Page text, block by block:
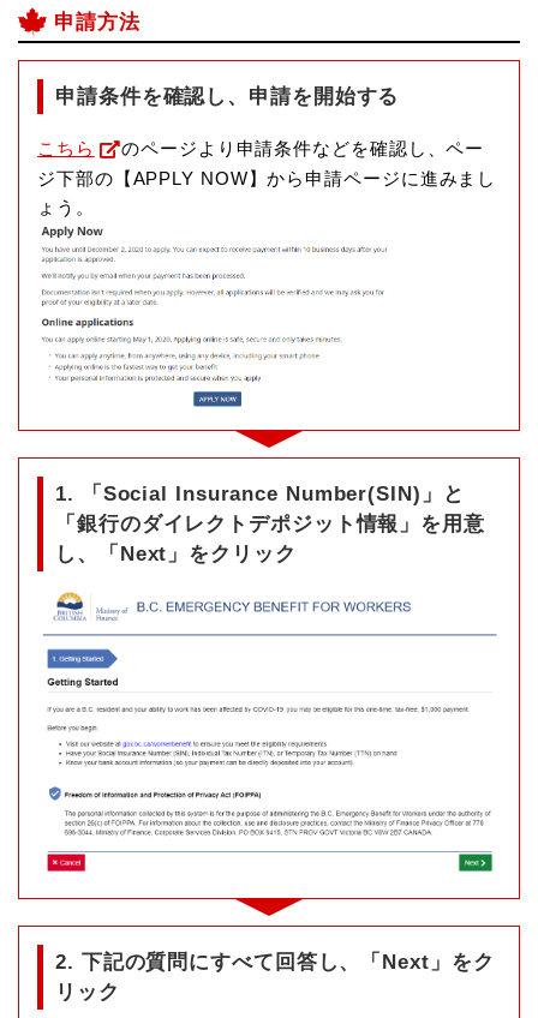
申請方法
申請条件を確認し、申請を開始する
こちら
のページより申請条件などを確認し、ペー
ジ下部の【APPLY NOW】から申請ページに進みまし
ょう。
1. 「Social Insurance Number(SIN)」と
「銀行のダイレクトデポジット情報」を用意
し、「Next」をクリック
2. 下記の質問にすべて回答し、「Next」をク
リック